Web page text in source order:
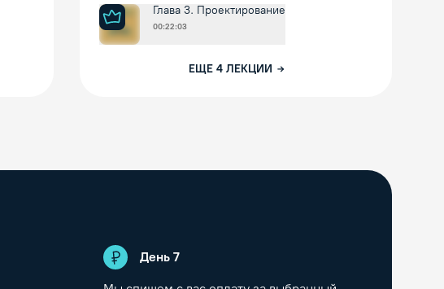
Глава 3. Проектирование
00:22:03
ЕЩЕ 4 ЛЕКЦИИ
День7